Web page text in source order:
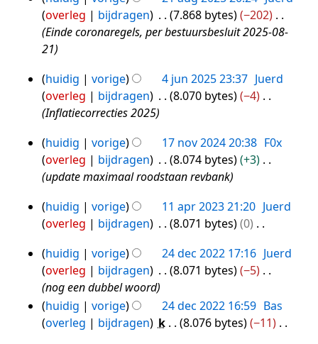
e
n
b
w
e
r
k
i
n
s
s
m
e
n
v
a
21
aug
2025
overleg
bijdragen 7.868 bytes
−202
Einde coronaregels, per bestuursbesluit 2025-08-
21
4
jun
2025
huidig vorige 4 jun 2025 23:37 Juerd
overleg
bijdragen 8.070 bytes
−4
Inflatiecorrecties 2025
17
nov
2024
huidig vorige 17 nov 2024 20:38 F0x
overleg
bijdragen 8.074 bytes
+3
update maximaal roodstaan revbank
11
apr
2023
huidig vorige 11 apr 2023 21:20 Juerd
overleg
bijdragen 8.071 bytes
0
e
e
n
b
e
24
dec
2022
huidig vorige 24 dec 2022 17:16 Juerd
overleg
bijdragen 8.071 bytes
−5
nog een dubbel woord
huidig
vorige 24 dec 2022 16:59 Bas
overleg
bijdragen k 8.076 bytes
−11